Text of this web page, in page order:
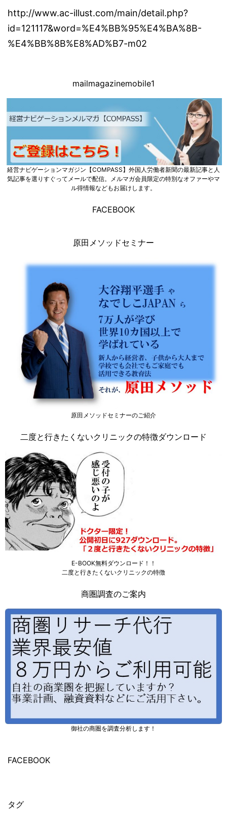
http://www.ac-illust.com/main/detail.php?
id=121117&word=%E4%BB%95%E4%BA%8B-
%E4%BB%8B%E8%AD%B7-m02
mailmagazinemobile1
経営ナビゲーションマガジン【COMPASS】外国人労働者新聞の最新記事と人
気記事を選りすぐってメールで配信。メルマガ会員限定の特別なオファーやマ
ル得情報などもお届けします。
FACEBOOK
原田メソッドセミナー
原田メソッドセミナーのご紹介
二度と行きたくないクリニックの特徴ダウンロード
E-BOOK無料ダウンロード！！
二度と行きたくないクリニックの特徴
商圏調査のご案内
御社の商圏を調査分析します！
FACEBOOK
タグ